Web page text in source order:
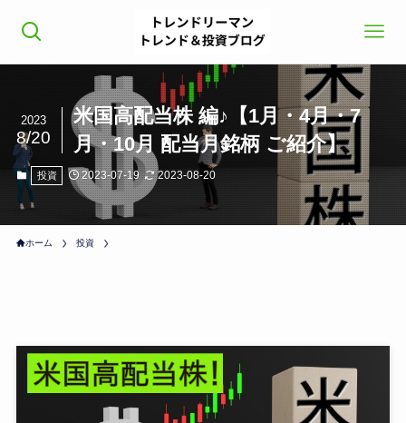
米国高配当株 編♪【1月・4月・7
月・10月 配当月銘柄 ご紹介】
2023
8/20
投資 2023-07-19 2023-08-20
ホーム 投資